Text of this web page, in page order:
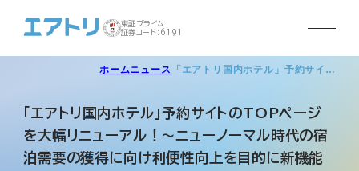
東証プライム
証券コード:6191
ホームニュース 「エアトリ国内ホテル」予約サイ…
「エアトリ国内ホテル」予約サイトのTOPページ
を大幅リニューアル！～ニューノーマル時代の宿
泊需要の獲得に向け利便性向上を目的に新機能